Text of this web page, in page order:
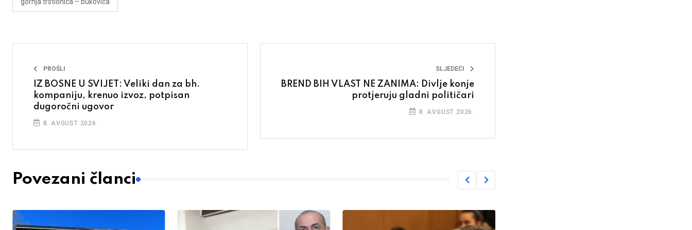
gornja trstionica – bukovica
PROŠLI
IZ BOSNE U SVIJET: Veliki dan za bh.
kompaniju, krenuo izvoz, potpisan
dugoročni ugovor
8. AVGUST 2026.
SLJEDEĆI
BREND BIH VLAST NE ZANIMA: Divlje konje
protjeruju gladni političari
8. AVGUST 2026.
Povezani članci